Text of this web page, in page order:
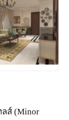
ส์ (Minor